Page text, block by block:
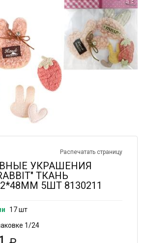
Распечатать страницу
УКРАШЕНИЯ
ТКАНЬ
5ШТ 8130211
17 шт
1/24